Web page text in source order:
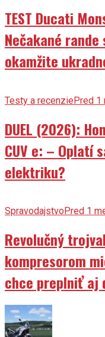
TEST Ducati
Nečakané
okamžite
Testy a recenziePred 1
DUEL (2026):
CUV e: – Oplatí
elektriku?
SpravodajstvoPred 1
Revolučný
kompresorom
chce preplniť aj